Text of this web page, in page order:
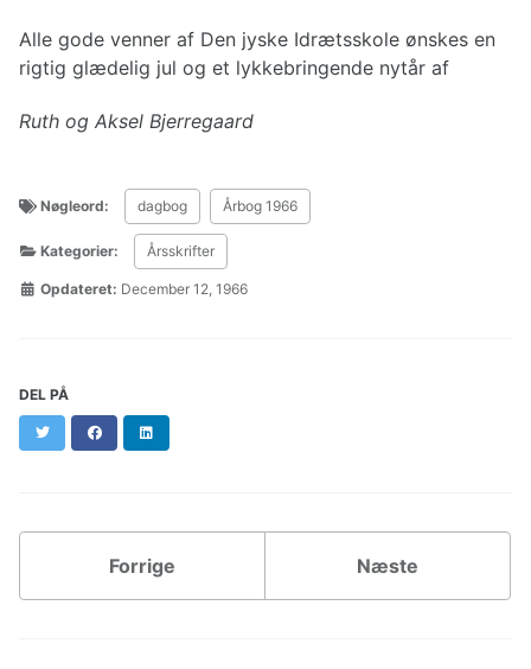
Alle gode venner af Den jyske Idrætsskole ønskes en
rigtig glædelig jul og et lykkebringende nytår af
Ruth og Aksel Bjerregaard
Nøgleord: dagbog Årbog 1966
Kategorier: Årsskrifter
Opdateret: December 12, 1966
DEL PÅ
Twitter Facebook
Forrige Næste